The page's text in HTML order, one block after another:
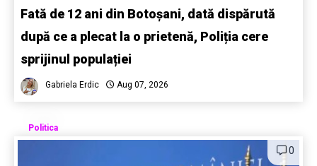
Fată de 12 ani din Botoșani, dată dispărută
după ce a plecat la o prietenă, Poliția cere
sprijinul populației
Gabriela Erdic Aug 07, 2026
Politica
0